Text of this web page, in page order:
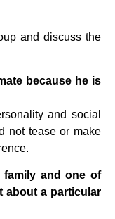
and discuss the
because he is
and social
not tease or make
family and one of
about a particular